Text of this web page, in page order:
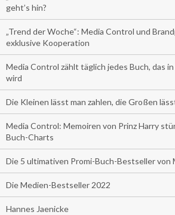
geht’s hin?
„Trend der Woche“: Media Control und
exklusive Kooperation
Media Control zählt täglich jedes Buch, das
wird
Die Kleinen lässt man zahlen, die Großen
Media Control: Memoiren von Prinz Harry
Buch-Charts
Die 5 ultimativen Promi-Buch-Bestseller von
Die Medien-Bestseller 2022
Hannes Jaenicke